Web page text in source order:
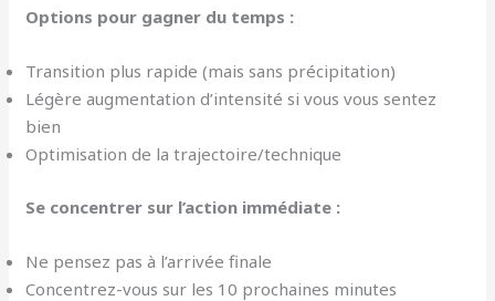
Options pour gagner du temps :
Transition plus rapide (mais sans précipitation)
Légère augmentation d’intensité si vous vous sentez
bien
Optimisation de la trajectoire/technique
Se concentrer sur l’action immédiate :
Ne pensez pas à l’arrivée finale
Concentrez-vous sur les 10 prochaines minutes